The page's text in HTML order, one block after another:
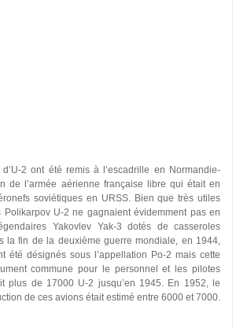
2 ont été remis à l’escadrille en Normandie-
de l’armée aérienne française libre qui était en
soviétiques en URSS. Bien que très utiles
Polikarpov U-2 ne gagnaient évidemment pas en
Yakovlev Yak-3 dotés de casseroles
la fin de la deuxième guerre mondiale, en 1944,
été désignés sous l’appellation Po-2 mais cette
commune pour le personnel et les pilotes
plus de 17000 U-2 jusqu’en 1945. En 1952, le
de ces avions était estimé entre 6000 et 7000.